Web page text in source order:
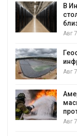
В
Авг
Авг
Авг